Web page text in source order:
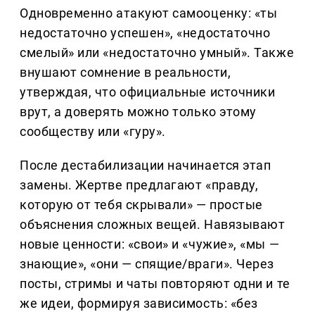
Одновременно атакуют самооценку: «ты
недостаточно успешен», «недостаточно
смелый» или «недостаточно умный». Также
внушают сомнение в реальности,
утверждая, что официальные источники
врут, а доверять можно только этому
сообществу или «гуру».
После дестабилизации начинается этап
замены. Жертве предлагают «правду,
которую от тебя скрывали» — простые
объяснения сложных вещей. Навязывают
новые ценности: «свои» и «чужие», «мы —
знающие», «они — спящие/враги». Через
посты, стримы и чаты повторяют одни и те
же идеи, формируя зависимость: «без